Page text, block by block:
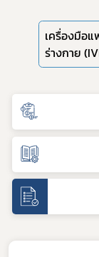
เครื่องมือ
ร่างกาย